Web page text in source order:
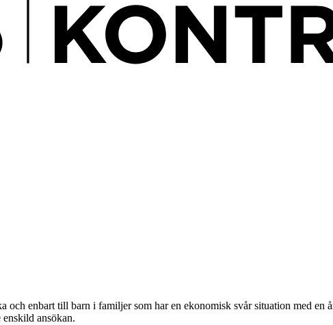
och enbart till barn i familjer som har en ekonomisk svår situation med
ansökan.